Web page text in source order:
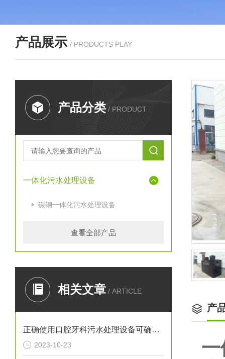
产品展示 / PRODUCTS PLAY
产品分类 / PRODUCT
一体化污水处理设备
碳钢一体化污水处理设备
查看全部产品
相关文章 / ARTICLE
正确使用口腔牙科污水处理设备可确保处理效果
2023-10-23
产